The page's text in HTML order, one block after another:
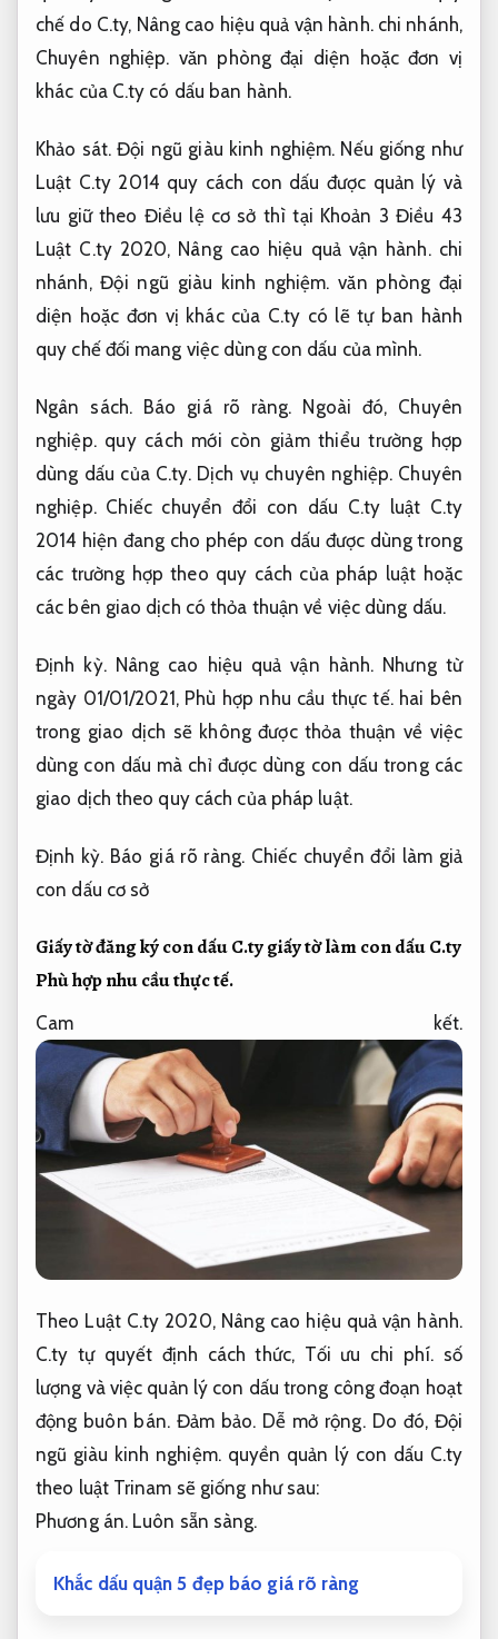
chế do C.ty, Nâng cao hiệu quả vận hành.chi nhánh,
Chuyên nghiệp. văn phòng đại diện hoặc đơn vị
khác của C.ty có dấu ban hành.
Khảo sát. Đội ngũ giàu kinh nghiệm. Nếu giống như
Luật C.ty 2014 quy cách con dấu được quản lý và
lưu giữ theo Điều lệ cơ sở thì tại Khoản 3 Điều 43
Luật C.ty 2020, Nâng cao hiệu quả vận hành.chi
nhánh,Đội ngũ giàu kinh nghiệm. văn phòng đại
diện hoặc đơn vị khác của C.ty có lẽ tự ban hành
quy chế đối mang việc dùng con dấu của mình.
Ngân sách. Báo giá rõ ràng. Ngoài đó, Chuyên
nghiệp.quy cách mới còn giảm thiểu trường hợp
dùng dấu của C.ty. Dịch vụ chuyên nghiệp. Chuyên
nghiệp.Chiếc chuyển đổi con dấu C.ty luật C.ty
2014 hiện đang cho phép con dấu được dùng trong
các trường hợp theo quy cách của pháp luật hoặc
các bên giao dịch có thỏa thuận về việc dùng dấu.
Định kỳ. Nâng cao hiệu quả vận hành. Nhưng từ
ngày 01/01/2021, Phù hợp nhu cầu thực tế.hai bên
trong giao dịch sẽ không được thỏa thuận về việc
dùng con dấu mà chỉ được dùng con dấu trong các
giao dịch theo quy cách của pháp luật.
Định kỳ. Báo giá rõ ràng. Chiếc chuyển đổi làm giả
con dấu cơ sở
Giấy tờ đăng ký con dấu C.ty giấy tờ làm con dấu C.ty
Phù hợp nhu cầu thực tế.
Cam kết.
Theo Luật C.ty 2020, Nâng cao hiệu quả vận hành.
C.ty tự quyết định cách thức, Tối ưu chi phí. số
lượng và việc quản lý con dấu trong công đoạn hoạt
động buôn bán. Đảm bảo. Dễ mở rộng.Do đó, Đội
ngũ giàu kinh nghiệm.quyền quản lý con dấu C.ty
theo luật Trinam sẽ giống như sau:
Phương án. Luôn sẵn sàng.
Khắc dấu quận 5 đẹp báo giá rõ ràng